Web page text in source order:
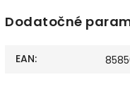
Dodatočné
EAN: